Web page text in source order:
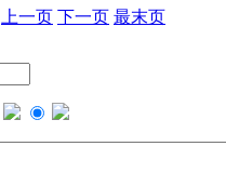
上一页 下一页 最末页